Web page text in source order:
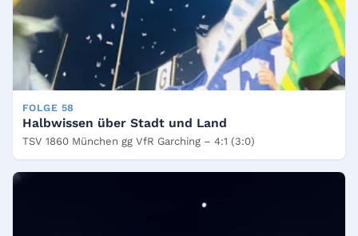
FOLGE 58
Halbwissen über Stadt und Land
TSV 1860 München gg VfR Garching – 4:1 (3:0)